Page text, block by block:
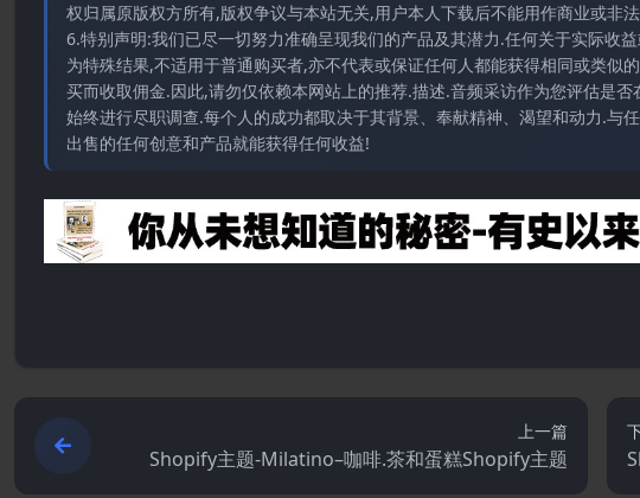
权归属原版权方所有,版权争议与本站无关,用户本人下载后不能用作商业或非
6.特别声明:我们已尽一切努力准确呈现我们的产品及其潜力.任何关于实际收
为特殊结果,不适用于普通购买者,亦不代表或保证任何人都能获得相同或类似
买而收取佣金.因此,请勿仅依赖本网站上的推荐.描述.音频采访作为您评估是
始终进行尽职调查.每个人的成功都取决于其背景、奉献精神、渴望和动力.与
出售的任何创意和产品就能获得任何收益!
上一篇
Shopify主题-Milatino–咖啡.茶和蛋糕Shopify主题